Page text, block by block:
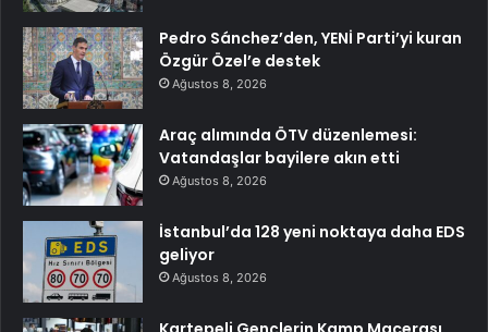
Pedro Sánchez’den, YENİ Parti’yi kuran
Özgür Özel’e destek
Ağustos 8, 2026
Araç alımında ÖTV düzenlemesi:
Vatandaşlar bayilere akın etti
Ağustos 8, 2026
İstanbul’da 128 yeni noktaya daha EDS
geliyor
Ağustos 8, 2026